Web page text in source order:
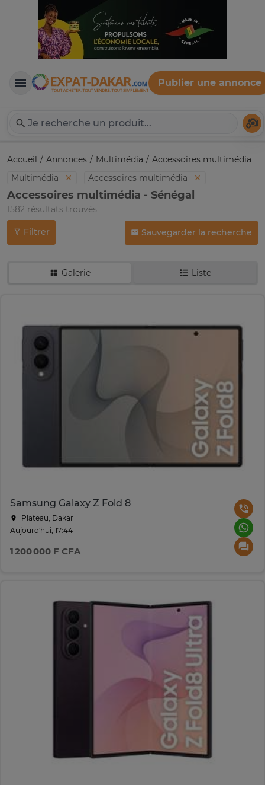
Expat-Dakar
Publier une annonce
Accueil Annonces Multimédia
Accessoires multimédia
Multimédia
Accessoires multimédia
Accessoires multimédia - Sénégal
1582 résultats trouvés
Filtrer Sauvegarder la recherche
Galerie Liste
Samsung Galaxy Z Fold 8
Plateau, Dakar
Aujourd'hui, 17:44
1 200 000 F CFA